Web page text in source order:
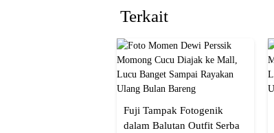
Terkait
Fuji Tampak Fotogenik
dalam Balutan Outfit Serba